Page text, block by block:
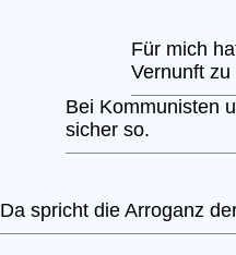
Für mich
Vernunft zu
Bei Kommunisten
sicher so.
Da spricht die Arroganz